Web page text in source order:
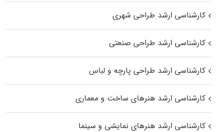
کارشناسی ارشد طراحی شهری
کارشناسی ارشد طراحی صنعتی
کارشناسی ارشد طراحی پارچه و لباس
کارشناسی ارشد هنرهای ساخت و معماری
کارشناسی ارشد هنرهای نمایشی و سینما